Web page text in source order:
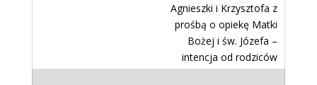
Agnieszki i Krzysztofa z
prośbą o opiekę Matki
Bożej i św. Józefa –
intencja od rodziców